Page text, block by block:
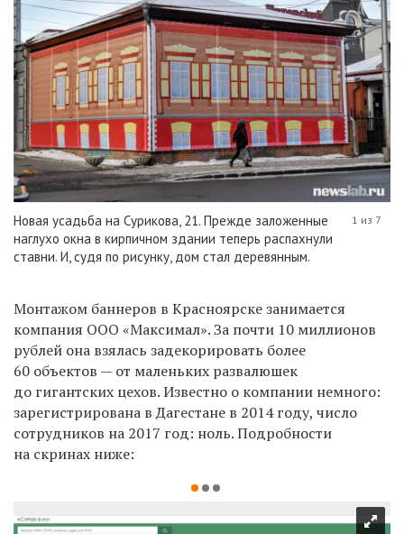
Новая усадьба на Сурикова, 21. Прежде заложенные
наглухо окна в кирпичном здании теперь распахнули
ставни. И, судя по рисунку, дом стал деревянным.
1 из 7
Монтажом баннеров в Красноярске занимается
компания ООО «Максимал». За почти 10 миллионов
рублей она взялась задекорировать более
60 объектов — от маленьких развалюшек
до гигантских цехов. Известно о компании немного:
зарегистрирована в Дагестане в 2014 году, число
сотрудников на 2017 год: ноль. Подробности
на скринах ниже: